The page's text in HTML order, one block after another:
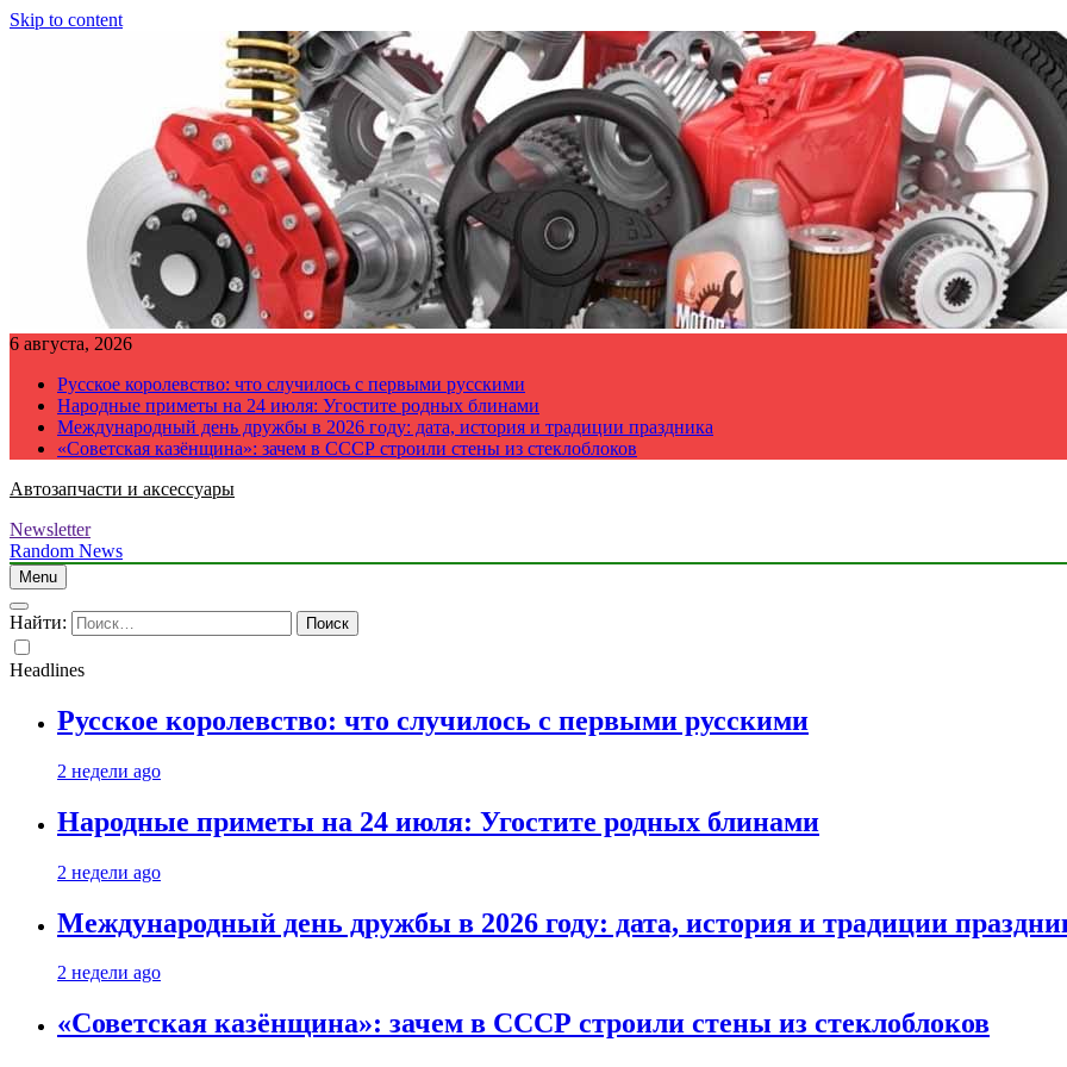
Skip to content
6 августа, 2026
Русское королевство: что случилось с первыми русскими
Народные приметы на 24 июля: Угостите родных блинами
Международный день дружбы в 2026 году: дата, история и традиции праздника
«Советская казёнщина»: зачем в СССР строили стены из стеклоблоков
Автозапчасти и аксессуары
Newsletter
Random News
Menu
Найти:
Headlines
Русское королевство: что случилось с первыми русскими
2 недели ago
Народные приметы на 24 июля: Угостите родных блинами
2 недели ago
Международный день дружбы в 2026 году: дата, история и традиции
2 недели ago
«Советская казёнщина»: зачем в СССР строили стены из стеклоблоков